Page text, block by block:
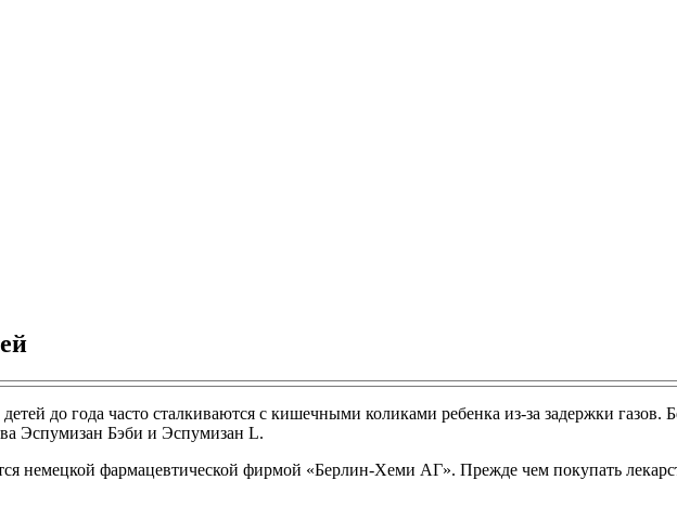
до года часто сталкиваются с кишечными коликами ребенка из-за задержки газов.
Эспумизан Бэби и Эспумизан L.
немецкой фармацевтической фирмой «Берлин-Хеми АГ». Прежде чем покупать